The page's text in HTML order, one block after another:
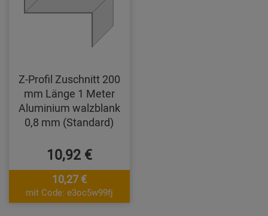
Z-Profil Zuschnitt 200
mm Länge 1 Meter
Aluminium walzblank
0,8 mm (Standard)
10,92 €
10,27 €
mit Code: e3oc5w99fj